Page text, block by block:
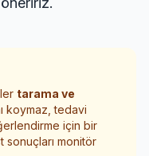
tarama ve
koymaz, tedavi
için bir
sonuçları monitör